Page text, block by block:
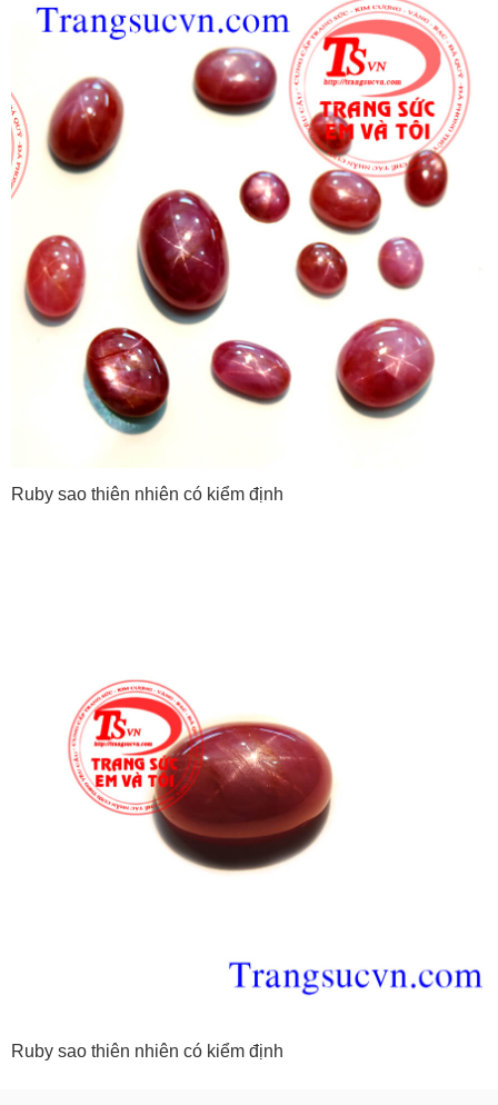
Ruby sao thiên nhiên có kiểm định
Ruby sao thiên nhiên có kiểm định